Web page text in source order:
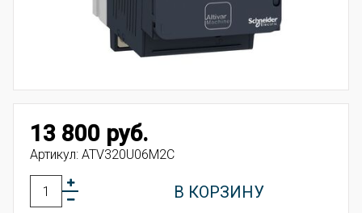
13 800 руб.
Артикул: ATV320U06M2C
В КОРЗИНУ